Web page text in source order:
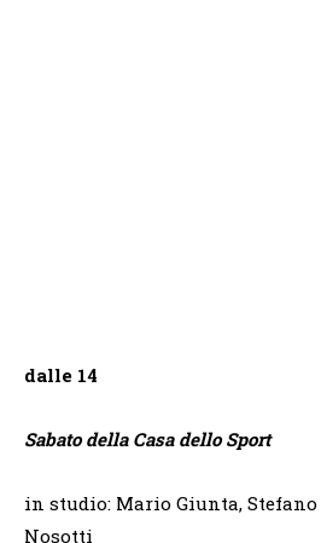
dalle 14
Sabato della Casa dello Sport
in studio: Mario Giunta, Stefano
Nosotti